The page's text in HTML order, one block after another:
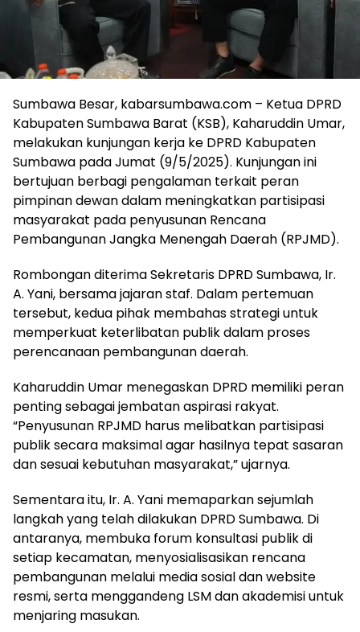
Sumbawa Besar, kabarsumbawa.com – Ketua DPRD
Kabupaten Sumbawa Barat (KSB), Kaharuddin Umar,
melakukan kunjungan kerja ke DPRD Kabupaten
Sumbawa pada Jumat (9/5/2025). Kunjungan ini
bertujuan berbagi pengalaman terkait peran
pimpinan dewan dalam meningkatkan partisipasi
masyarakat pada penyusunan Rencana
Pembangunan Jangka Menengah Daerah (RPJMD).
Rombongan diterima Sekretaris DPRD Sumbawa, Ir.
A. Yani, bersama jajaran staf. Dalam pertemuan
tersebut, kedua pihak membahas strategi untuk
memperkuat keterlibatan publik dalam proses
perencanaan pembangunan daerah.
Kaharuddin Umar menegaskan DPRD memiliki peran
penting sebagai jembatan aspirasi rakyat.
“Penyusunan RPJMD harus melibatkan partisipasi
publik secara maksimal agar hasilnya tepat sasaran
dan sesuai kebutuhan masyarakat,” ujarnya.
Sementara itu, Ir. A. Yani memaparkan sejumlah
langkah yang telah dilakukan DPRD Sumbawa. Di
antaranya, membuka forum konsultasi publik di
setiap kecamatan, menyosialisasikan rencana
pembangunan melalui media sosial dan website
resmi, serta menggandeng LSM dan akademisi untuk
menjaring masukan.